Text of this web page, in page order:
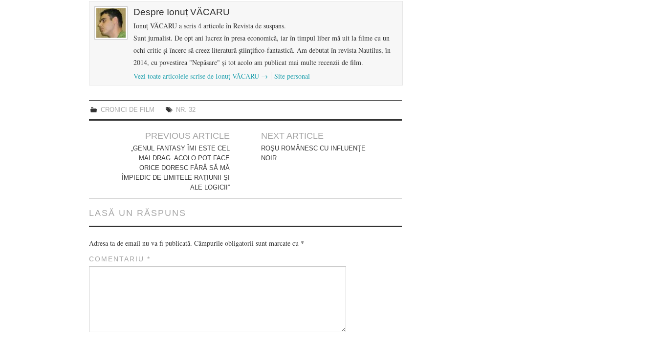
Despre Ionuț VĂCARU
Ionuț VĂCARU a scris 4 articole în Revista de suspans.
Sunt jurnalist. De opt ani lucrez în presa economică, iar în timpul liber mă uit la filme cu un
ochi critic și încerc să creez literatură științifico-fantastică. Am debutat în revista Nautilus, în
2014, cu povestirea "Nepăsare" și tot acolo am publicat mai multe recenzii de film.
Vezi toate articolele scrise de Ionuț VĂCARU → Site personal
CRONICI DE FILM NR. 32
navigation
PREVIOUS ARTICLE
„GENUL FANTASY ÎMI ESTE CEL
MAI DRAG. ACOLO POT FACE
ORICE DORESC FĂRĂ SĂ MĂ
ÎMPIEDIC DE LIMITELE RAŢIUNII ŞI
ALE LOGICII”
NEXT ARTICLE
ROŞU ROMÂNESC CU INFLUENŢE
NOIR
LASĂ UN RĂSPUNS
Adresa ta de email nu va fi publicată. Câmpurile obligatorii sunt marcate cu *
COMENTARIU *